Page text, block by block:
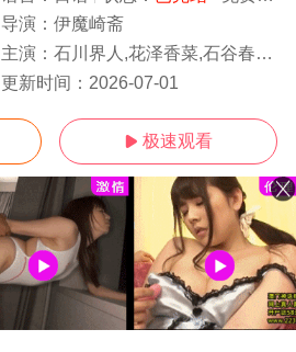
导演： 伊魔崎斋
主演： 石川界人,花泽香菜,石谷春贵,小林千晃,杉山里穗,富田美忧,诸星堇
更新时间： 2026-07-01
 极速观看